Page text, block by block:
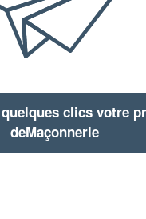
clics votre
deMaçonnerie